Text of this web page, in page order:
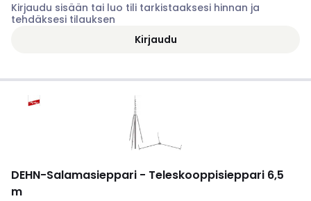
Kirjaudu sisään tai luo tili tarkistaaksesi hinnan ja
tehdäksesi tilauksen
Kirjaudu
DEHN-Salamasieppari - Teleskooppisieppari 6,5
m